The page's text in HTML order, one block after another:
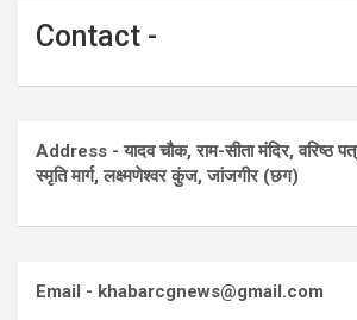
Contact -
Address - यादव चौक, राम-सीता मंदिर, वरिष्ठ
स्मृति मार्ग, लक्ष्मणेश्वर कुंज, जांजगीर (छग)
Email - khabarcgnews@gmail.com